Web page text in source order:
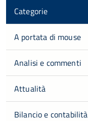
Categorie
A portata di mouse
Analisi e commenti
Attualità
Bilancio e contabilità